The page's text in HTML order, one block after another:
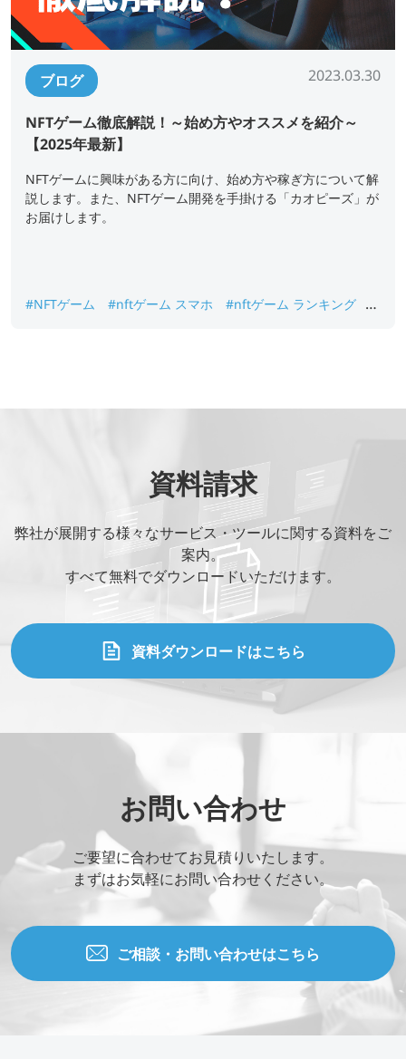
ブログ 2023.03.30
NFTゲーム徹底解説！～始め方やオススメを紹介～
【2025年最新】
NFTゲームに興味がある方に向け、始め方や稼ぎ方について解
説します。また、NFTゲーム開発を手掛ける「カオピーズ」が
お届けします。
#NFTゲーム #nftゲーム スマホ
#nftゲーム ランキング
資料請求
弊社が展開する様々なサービス・ツールに関する資料をご
案内。
すべて無料でダウンロードいただけます。
資料ダウンロードはこちら
お問い合わせ
ご要望に合わせてお見積りいたします。
まずはお気軽にお問い合わせください。
ご相談・お問い合わせはこちら